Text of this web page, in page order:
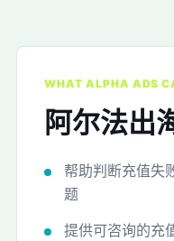
WHAT ALPHA ADS
阿尔法出
帮助判断充值失
题
提供可咨询的充